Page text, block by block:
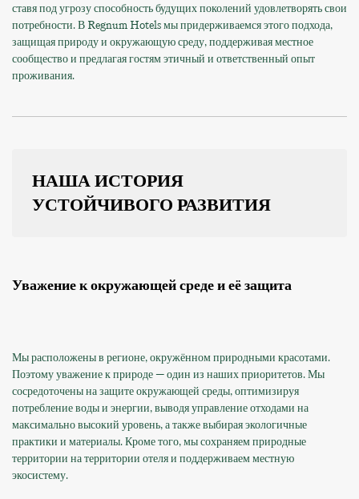
ставя под угрозу способность будущих поколений удовлетворять свои
потребности. В Regnum Hotels мы придерживаемся этого подхода,
защищая природу и окружающую среду, поддерживая местное
сообщество и предлагая гостям этичный и ответственный опыт
проживания.
НАША ИСТОРИЯ
УСТОЙЧИВОГО РАЗВИТИЯ
Уважение к окружающей среде и её защита
Мы расположены в регионе, окружённом природными красотами.
Поэтому уважение к природе — один из наших приоритетов. Мы
сосредоточены на защите окружающей среды, оптимизируя
потребление воды и энергии, выводя управление отходами на
максимально высокий уровень, а также выбирая экологичные
практики и материалы. Кроме того, мы сохраняем природные
территории на территории отеля и поддерживаем местную
экосистему.